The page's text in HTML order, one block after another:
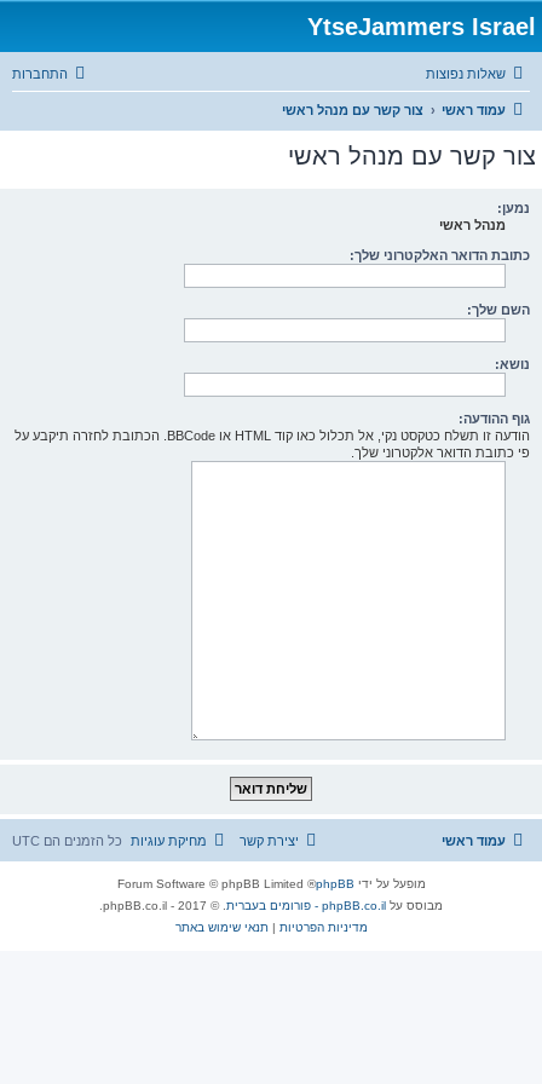
YtseJammers Israel
שאלות נפוצות התחברות
עמוד ראשי צור קשר עם מנהל ראשי
צור קשר עם מנהל ראשי
נמען:
מנהל ראשי
כתובת הדואר האלקטרוני שלך:
השם שלך:
נושא:
גוף ההודעה:
הודעה זו תשלח כטקסט נקי, אל תכלול כאו קוד HTML או BBCode. הכתובת לחזרה תיקבע על
פי כתובת הדואר אלקטרוני שלך.
עמוד ראשי כל הזמנים הם UTC מחיקת עוגיות יצירת קשר
מופעל על ידי phpBB
® Forum Software © phpBB Limited
מבוסס על phpBB.co.il - פורומים בעברית
. © 2017 - phpBB.co.il.
מדיניות הפרטיות |תנאי שימוש באתר